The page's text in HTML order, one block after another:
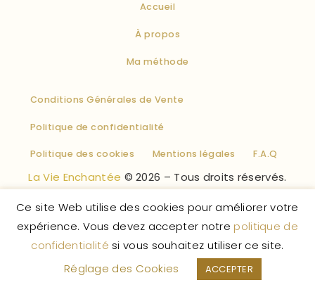
Accueil
À propos
Ma méthode
Conditions Générales de Vente
Politique de confidentialité
Politique des cookies Mentions légales F.A.Q
La Vie Enchantée © 2026 – Tous droits réservés.
Ce site Web utilise des cookies pour améliorer votre
expérience. Vous devez accepter notre politique de
confidentialité si vous souhaitez utiliser ce site.
Réglage des Cookies
ACCEPTER